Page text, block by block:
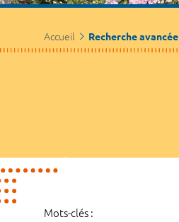
Accueil Recherche avancée
Mots-clés :